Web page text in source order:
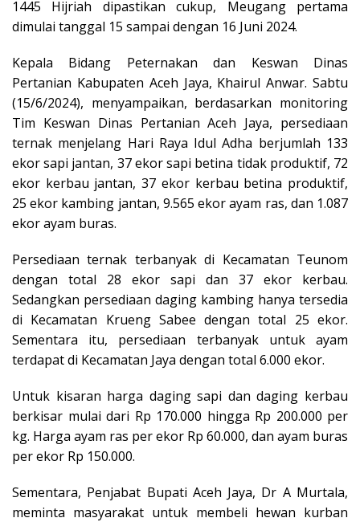
1445 Hijriah dipastikan cukup, Meugang pertama
dimulai tanggal 15 sampai dengan 16 Juni 2024.
Kepala Bidang Peternakan dan Keswan Dinas
Pertanian Kabupaten Aceh Jaya, Khairul Anwar. Sabtu
(15/6/2024), menyampaikan, berdasarkan monitoring
Tim Keswan Dinas Pertanian Aceh Jaya, persediaan
ternak menjelang Hari Raya Idul Adha berjumlah 133
ekor sapi jantan, 37 ekor sapi betina tidak produktif, 72
ekor kerbau jantan, 37 ekor kerbau betina produktif,
25 ekor kambing jantan, 9.565 ekor ayam ras, dan 1.087
ekor ayam buras.
Persediaan ternak terbanyak di Kecamatan Teunom
dengan total 28 ekor sapi dan 37 ekor kerbau.
Sedangkan persediaan daging kambing hanya tersedia
di Kecamatan Krueng Sabee dengan total 25 ekor.
Sementara itu, persediaan terbanyak untuk ayam
terdapat di Kecamatan Jaya dengan total 6.000 ekor.
Untuk kisaran harga daging sapi dan daging kerbau
berkisar mulai dari Rp 170.000 hingga Rp 200.000 per
kg. Harga ayam ras per ekor Rp 60.000, dan ayam buras
per ekor Rp 150.000.
Sementara, Penjabat Bupati Aceh Jaya, Dr A Murtala,
meminta masyarakat untuk membeli hewan kurban